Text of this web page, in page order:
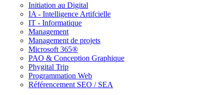
Initiation au Digital
IA - Intelligence Artifcielle
IT - Informatique
Management
Management de projets
Microsoft 365®
PAO & Conception Graphique
Phygital Trip
Programmation Web
Référencement SEO / SEA